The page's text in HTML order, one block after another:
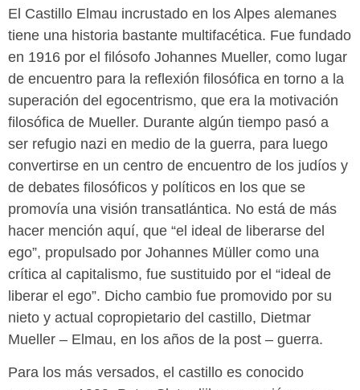
El Castillo Elmau incrustado en los Alpes alemanes
tiene una historia bastante multifacética. Fue fundado
en 1916 por el filósofo Johannes Mueller, como lugar
de encuentro para la reflexión filosófica en torno a la
superación del egocentrismo, que era la motivación
filosófica de Mueller. Durante algún tiempo pasó a
ser refugio nazi en medio de la guerra, para luego
convertirse en un centro de encuentro de los judíos y
de debates filosóficos y políticos en los que se
promovía una visión transatlántica. No está de más
hacer mención aquí, que “el ideal de liberarse del
ego”, propulsado por Johannes Müller como una
crítica al capitalismo, fue sustituido por el “ideal de
liberar el ego”. Dicho cambio fue promovido por su
nieto y actual copropietario del castillo, Dietmar
Mueller – Elmau, en los años de la post – guerra.
Para los más versados, el castillo es conocido